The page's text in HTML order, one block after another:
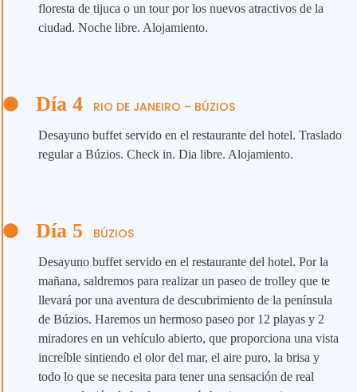
floresta de tijuca o un tour por los nuevos atractivos de la
ciudad. Noche libre. Alojamiento.
Día 4 RIO DE JANEIRO – BÚZIOS
Desayuno buffet servido en el restaurante del hotel. Traslado
regular a Búzios. Check in. Dia libre. Alojamiento.
Día 5 BÚZIOS
Desayuno buffet servido en el restaurante del hotel. Por la
mañana, saldremos para realizar un paseo de trolley que te
llevará por una aventura de descubrimiento de la península
de Búzios. Haremos un hermoso paseo por 12 playas y 2
miradores en un vehículo abierto, que proporciona una vista
increíble sintiendo el olor del mar, el aire puro, la brisa y
todo lo que se necesita para tener una sensación de real